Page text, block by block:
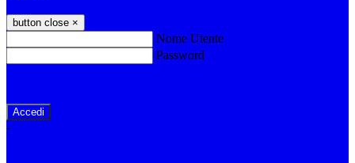
button close ×
Nome Utente
Password
-